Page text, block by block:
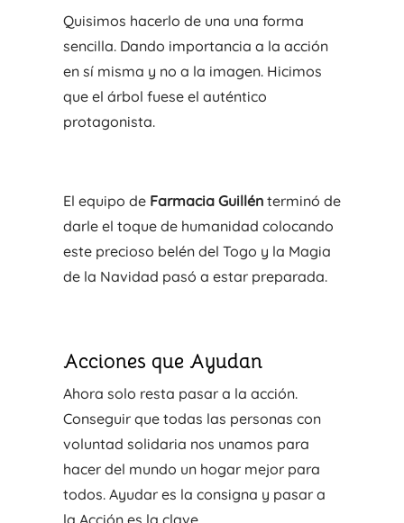
Quisimos hacerlo de una una forma
sencilla. Dando importancia a la acción
en sí misma y no a la imagen. Hicimos
que el árbol fuese el auténtico
protagonista.
El equipo de Farmacia Guillénterminó de
darle el toque de humanidad colocando
este precioso belén del Togo y la Magia
de la Navidad pasó a estar preparada.
Acciones que Ayudan
Ahora solo resta pasar a la acción.
Conseguir que todas las personas con
voluntad solidaria nos unamos para
hacer del mundo un hogar mejor para
todos. Ayudar es la consigna y pasar a
la Acción es la clave.